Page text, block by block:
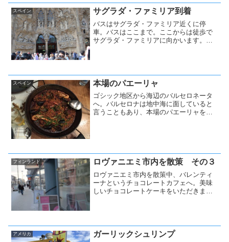
スペイン サグラダ・ファミリア到着
バスはサグラダ・ファミリア近くに停
車。バスはここまで。ここからは徒歩で
サグラダ・ファミリアに向かいます。ま
スペイン 本場のパエーリャ
ゴシック地区から海辺のバルセロネータ
へ。バルセロナは地中海に面していると
言うこともあり、本場のパエーリャを食
フィンランド ロヴァニエミ市内を散策 その３
ロヴァニエミ市内を散策中、バレンティ
ーナというチョコレートカフェへ。美味
しいチョコレートケーキをいただきまし
アメリカ ガーリックシュリンプ